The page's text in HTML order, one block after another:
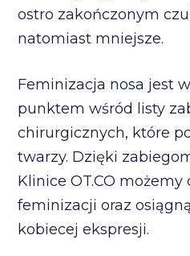
ostro zakończonym
natomiast mniejsze.
Feminizacja nosa jest
punktem wśród listy
chirurgicznych, które
twarzy. Dzięki
Klinice OT.CO możemy
feminizacji oraz
kobiecej ekspresji.